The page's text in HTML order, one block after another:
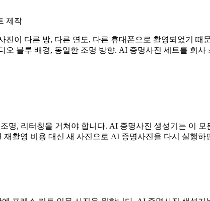
제작
이 다른 방, 다른 연도, 다른 휴대폰으로 촬영되었기
블루 배경, 동일한 조명 방향. AI 증명사진 세트를 회
명, 리터칭을 거쳐야 합니다. AI 증명사진 생성기는 이
촬영 비용 대신 새 사진으로 AI 증명사진을 다시 실행하